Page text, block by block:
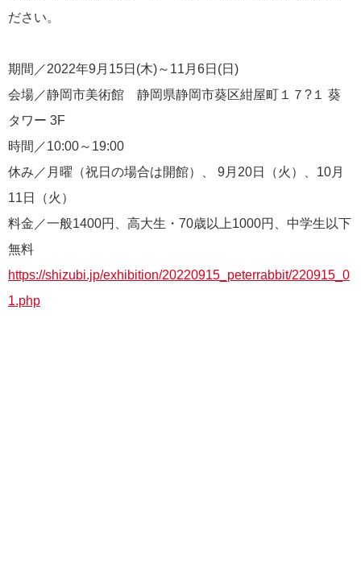
ださい。
期間／2022年9月15日(木)～11月6日(日)
会場／静岡市美術館 静岡県静岡市葵区紺屋町１７?１ 葵
タワー 3F
時間／10:00～19:00
休み／月曜（祝日の場合は開館）、 9月20日（火）、10月
11日（火）
料金／一般1400円、高大生・70歳以上1000円、中学生以下
無料
https://shizubi.jp/exhibition/20220915_peterrabbit/220915_0
1.php